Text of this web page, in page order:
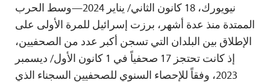
نيويورك، 18 كانون الثاني/ يناير 2024—وسط الحرب
الممتدة منذ عدة أشهر، برزت إسرائيل للمرة الأولى على
الإطلاق بين البلدان التي تسجن أكبر عدد من الصحفيين،
إذ كانت تحتجز 17 صحفياً في 1 كانون الأول/ ديسمبر
2023، وفقاً للإحصاء السنوي للصحفيين السجناء الذي